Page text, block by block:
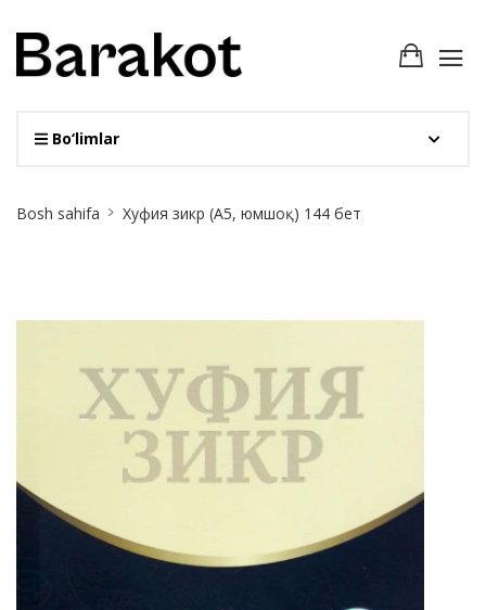
Bo‘limlar
Breadcrumb
Bosh sahifa Хуфия зикр (А5, юмшоқ) 144 бет